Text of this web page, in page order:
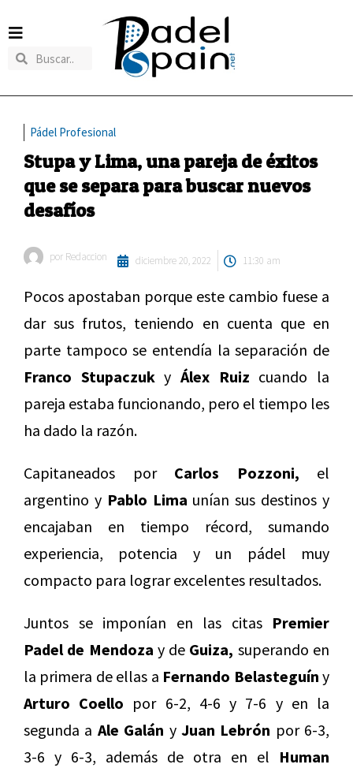
Pádel Profesional
Stupa y Lima, una pareja de éxitos
que se separa para buscar nuevos
desafíos
por Redaccion diciembre 20, 2022 11:30 am
Pocos apostaban porque este cambio fuese a
dar sus frutos, teniendo en cuenta que en
parte tampoco se entendía la separación de
Franco StupaczukyÁlex Ruiz cuando la
pareja estaba funcionando, pero el tiempo les
ha dado la razón.
Capitaneados por Carlos Pozzoni, el
argentino y Pablo Lima unían sus destinos y
encajaban en tiempo récord, sumando
experiencia, potencia y un pádel muy
compacto para lograr excelentes resultados.
Juntos se imponían en las citas Premier
Padel de Mendoza y de Guiza, superando en
la primera de ellas a Fernando Belasteguín y
Arturo Coello por 6-2, 4-6 y 7-6 y en la
segunda a Ale Galán y Juan Lebrón por 6-3,
3-6 y 6-3, además de otra en el Human